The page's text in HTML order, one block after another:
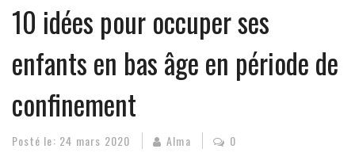
10 idées pour occuper ses
enfants en bas âge en période de
confinement
Posté le: 24 mars 2020 Alma 0